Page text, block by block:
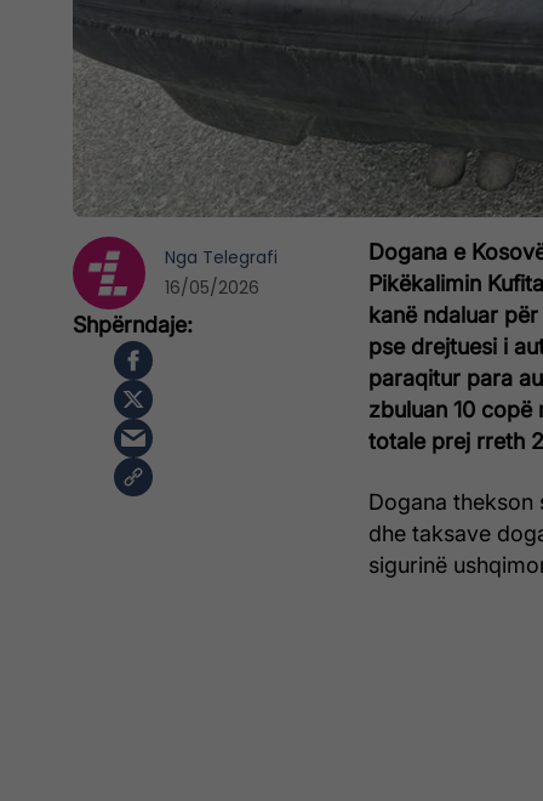
Dogana e
Pikëkalimin
kanë ndaluar
pse drejtuesi i
paraqitur para
zbuluan 10 copë
totale prej rreth
Dogana
dhe taksave
sigurinë
Nga Telegrafi
16/05/2026